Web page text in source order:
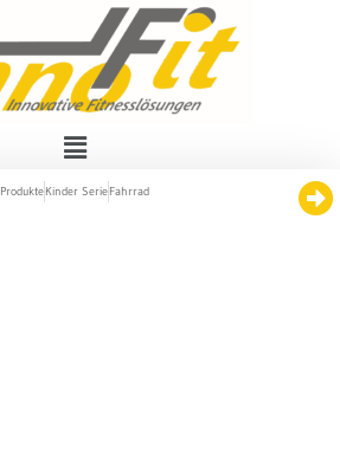
ProdukteKinder SerieFahrrad